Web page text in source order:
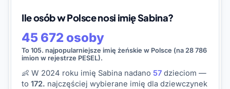
Ile osób w Polsce nosi imię Sabina?
45 672 osoby
To 105. najpopularniejsze imię żeńskie w Polsce (na 28 786
imion w rejestrze PESEL).
👶 W 2024 roku imię Sabina nadano 57 dzieciom —
to 172. najczęściej wybierane imię dla dziewczynek